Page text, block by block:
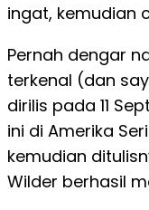
ingat, kemudian
Pernah dengar
terkenal (dan
dirilis pada 11
ini di Amerika
kemudian
Wilder berhasil